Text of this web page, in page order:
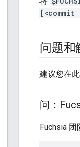
问题和
建议您在
问：
Fuchsia